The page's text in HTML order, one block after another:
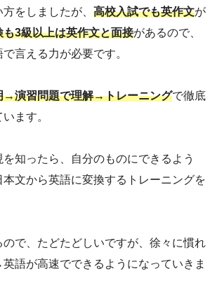
をしましたが、 高校入試でも英作文が
も3級以上は英作文と面接があるので、
言える力が必要です。
→演習問題で理解→トレーニングで徹底
ます。
知ったら、自分のものにできるよう
文から英語に変換するトレーニングを
で、たどたどしいですが、徐々に慣れ
語が高速でできるようになっていきま